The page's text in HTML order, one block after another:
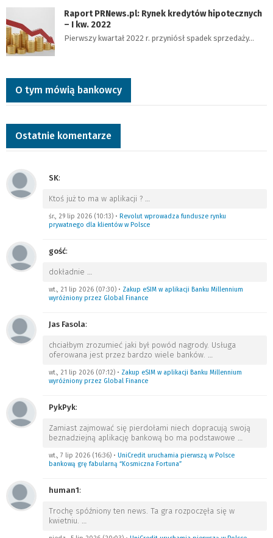
Raport PRNews.pl: Rynek kredytów hipotecznych
– I kw. 2022
Pierwszy kwartał 2022 r. przyniósł spadek sprzedaży…
O tym mówią bankowcy
Ostatnie komentarze
SK:
Ktoś już to ma w aplikacji ? …
śr., 29 lip 2026 (10:13) • Revolut wprowadza fundusze rynku
prywatnego dla klientów w Polsce
gość:
dokładnie …
wt., 21 lip 2026 (07:30) • Zakup eSIM w aplikacji Banku Millennium
wyróżniony przez Global Finance
Jas Fasola:
chciałbym zrozumieć jaki był powód nagrody. Usługa
oferowana jest przez bardzo wiele banków. …
wt., 21 lip 2026 (07:12) • Zakup eSIM w aplikacji Banku Millennium
wyróżniony przez Global Finance
PykPyk:
Zamiast zajmować się pierdołami niech dopracują swoją
beznadziejną aplikację bankową bo ma podstawowe …
wt., 7 lip 2026 (16:36) • UniCredit uruchamia pierwszą w Polsce
bankową grę fabularną “Kosmiczna Fortuna”
human1:
Trochę spóźniony ten news. Ta gra rozpoczęła się w
kwietniu. …